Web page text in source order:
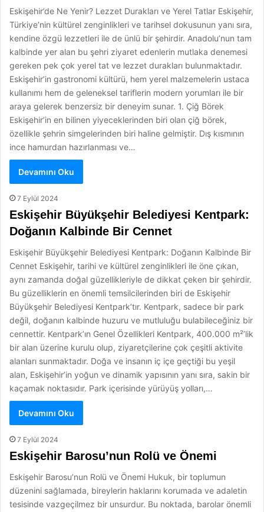
Eskişehir’de Ne Yenir? Lezzet Durakları ve Yerel Tatlar Eskişehir,
Türkiye’nin kültürel zenginlikleri ve tarihsel dokusunun yanı sıra,
kendine özgü lezzetleri ile de ünlü bir şehirdir. Anadolu’nun tam
kalbinde yer alan bu şehri ziyaret edenlerin mutlaka denemesi
gereken pek çok yerel tat ve lezzet durakları bulunmaktadır.
Eskişehir’in gastronomi kültürü, hem yerel malzemelerin ustaca
kullanımı hem de geleneksel tariflerin modern yorumları ile bir
araya gelerek benzersiz bir deneyim sunar. 1. Çiğ Börek
Eskişehir’in en bilinen yiyeceklerinden biri olan çiğ börek,
özellikle şehrin simgelerinden biri haline gelmiştir. Dış kısmının
ince hamurdan hazırlanması ve…
Devamını Oku
7 Eylül 2024
Eskişehir Büyükşehir Belediyesi Kentpark:
Doğanın Kalbinde Bir Cennet
Eskişehir Büyükşehir Belediyesi Kentpark: Doğanın Kalbinde Bir
Cennet Eskişehir, tarihi ve kültürel zenginlikleri ile öne çıkan,
aynı zamanda doğal güzellikleriyle de dikkat çeken bir şehirdir.
Bu güzelliklerin en önemli temsilcilerinden biri de Eskişehir
Büyükşehir Belediyesi Kentpark’tır. Kentpark, sadece bir park
değil, doğanın kalbinde huzuru ve mutluluğu bulabileceğiniz bir
cennettir. Kentpark’ın Genel Özellikleri Kentpark, 400.000 m²’lik
bir alan üzerine kurulu olup, ziyaretçilerine çok çeşitli aktivite
alanları sunmaktadır. Doğa ve insanın iç içe geçtiği bu yeşil
alan, Eskişehir’in yoğun ve dinamik yapısının yanı sıra, sakin bir
kaçamak noktasıdır. Park içerisinde yürüyüş yolları,…
Devamını Oku
7 Eylül 2024
Eskişehir Barosu’nun Rolü ve Önemi
Eskişehir Barosu’nun Rolü ve Önemi Hukuk, bir toplumun
düzenini sağlamada, bireylerin haklarını korumada ve adaletin
tesisinde vazgeçilmez bir unsurdur. Bu noktada, barolar önemli